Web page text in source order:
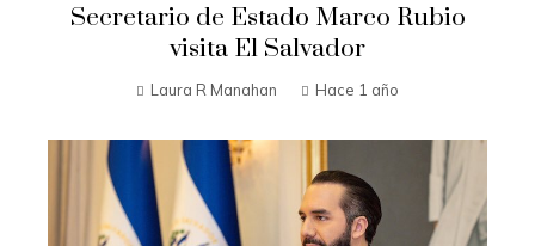
Secretario de Estado Marco Rubio
visita El Salvador
Laura R Manahan Hace 1 año